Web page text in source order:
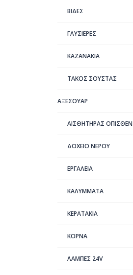
ΒΙΔΕΣ
ΓΛΥΣΙΕΡΕΣ
ΚΑΖΑΝΑΚΙΑ
ΤΑΚΟΣ ΣΟΥΣΤΑΣ
ΑΞΕΣΟΥΑΡ
ΑΙΣΘΗΤΗΡΑΣ ΟΠΙΣΘΕΝ
ΔΟΧΕΙΟ ΝΕΡΟΥ
ΕΡΓΑΛΕΙΑ
ΚΑΛΥΜΜΑΤΑ
ΚΕΡΑΤΑΚΙΑ
ΚΟΡΝΑ
ΛΑΜΠΕΣ 24V